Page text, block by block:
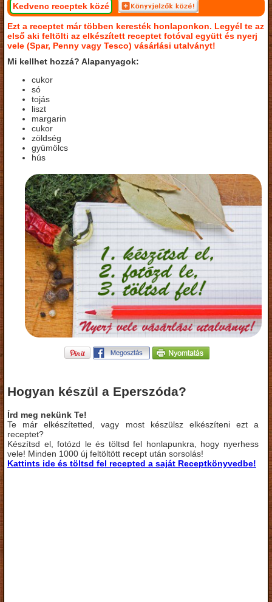
Kedvenc receptek közé
Ezt a receptet már többen keresték honlaponkon. Legyél te az
első aki feltölti az elkészített receptet fotóval együtt és nyerj
vele (Spar, Penny vagy Tesco) vásárlási utalványt!
Mi kellhet hozzá? Alapanyagok:
cukor
só
tojás
liszt
margarin
cukor
zöldség
gyümölcs
hús
Hogyan készül a Eperszóda?
Írd meg nekünk Te!
Te már elkészítetted, vagy most készülsz elkészíteni ezt a
receptet?
Készítsd el, fotózd le és töltsd fel honlapunkra, hogy nyerhess
vele! Minden 1000 új feltöltött recept után sorsolás!
Kattints ide és töltsd fel recepted a saját Receptkönyvedbe!